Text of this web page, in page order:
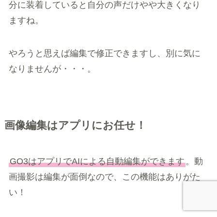
分に装着していると自分の声だけやや大きくなり
ますね。
やろうと思えば編集で修正できますし、別に気に
なりませんが・・・。
画像編集はアプリにお任せ！
GO3はアプリでAIによる自動編集ができます。動
画撮影は編集が面倒なので、この機能はありがた
い！